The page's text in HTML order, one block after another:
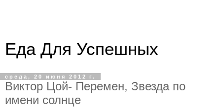
Еда Для Успешных
среда, 20 июня 2012 г.
Виктор Цой- Перемен, Звезда по
имени солнце